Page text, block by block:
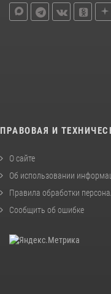
ПРАВОВАЯ И
О сайте
Об использовании
Правила обработки
Сообщить об ошибке